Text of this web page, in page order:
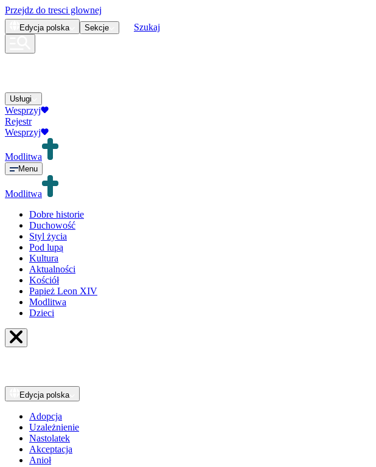
Przejdz do tresci glownej
Edycja polska Sekcje Szukaj
Usługi
Wesprzyj
Rejestr
Wesprzyj
Modlitwa
Menu
Modlitwa
Dobre historie
Duchowość
Styl życia
Pod lupą
Kultura
Aktualności
Kościół
Papież Leon XIV
Modlitwa
Dzieci
Edycja polska
Adopcja
Uzależnienie
Nastolatek
Akceptacja
Anioł